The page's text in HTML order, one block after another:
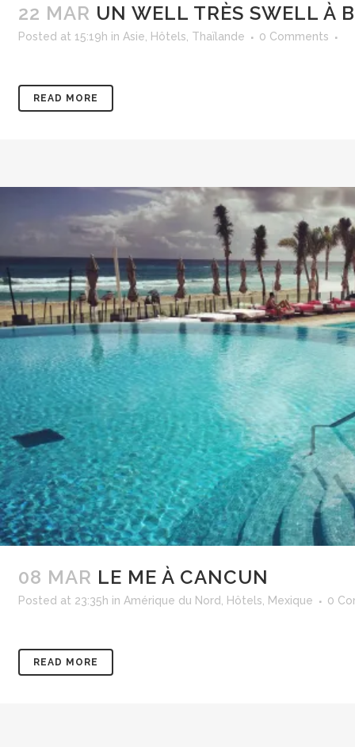
22 MAR UN WELL TRÈS SWELL À
Posted at 15:19h in Asie Hôtels Thaïlande 0 Comments
READ MORE
08 MAR LE ME À CANCUN
Posted at 23:35h in Amérique du Nord Hôtels Mexique 0
READ MORE